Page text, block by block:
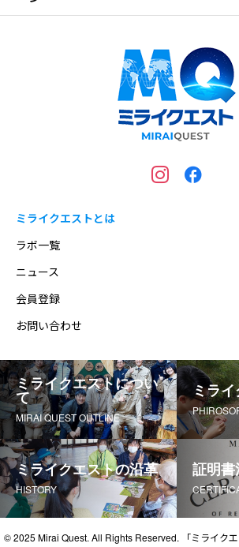
ミライクエストとは
ラボ一覧
ニュース
会員登録
お問い合わせ
ミライクエストについ
て
MIRAI QUEST OUTLINE
ミラ
ミライクエストの沿革
HISTORY
証明書
© 2025 Mirai Quest. All Rights Reserved. 「ミライク